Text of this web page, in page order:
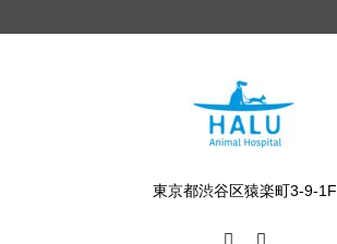
東京都渋谷区猿楽町3-9-1F